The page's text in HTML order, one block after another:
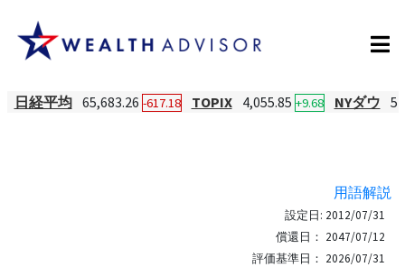
日経平均 65,683.26 -617.18 TOPIX 4,055.85 +9.68 NYダウ
用語解説
設定日: 2012/07/31
償還日： 2047/07/12
評価基準日： 2026/07/31